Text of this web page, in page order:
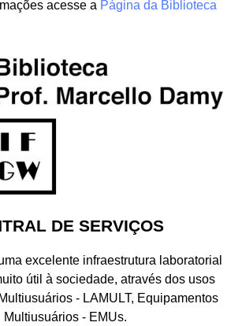
acesse a Página da Biblioteca
DE SERVIÇOS
excelente infraestrutura laboratorial
útil à sociedade, através dos usos
- LAMULT, Equipamentos
Multiusuários - EMUs.